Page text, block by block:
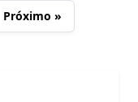
Próximo »